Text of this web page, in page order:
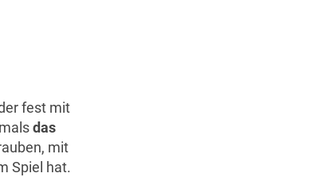
fest mit
das
mit
Spiel hat.